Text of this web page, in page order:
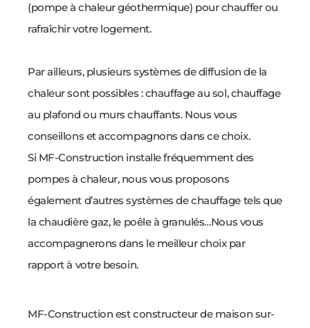
(pompe à chaleur géothermique) pour chauffer ou
rafraîchir votre logement.
Par ailleurs, plusieurs systèmes de diffusion de la
chaleur sont possibles : chauffage au sol, chauffage
au plafond ou murs chauffants. Nous vous
conseillons et accompagnons dans ce choix.
Si MF-Construction installe fréquemment des
pompes à chaleur, nous vous proposons
également d’autres systèmes de chauffage tels que
la chaudière gaz, le poêle à granulés…Nous vous
accompagnerons dans le meilleur choix par
rapport à votre besoin.
MF-Construction est constructeur de maison sur-